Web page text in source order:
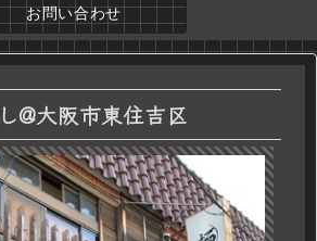
お問い合わせ
@大阪市東住吉区